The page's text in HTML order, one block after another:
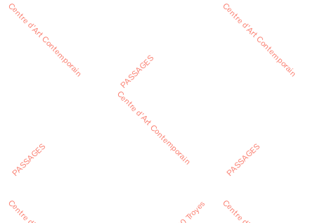
Centre d’Art Contemporain
PASSAGES
PASSAGES
Centre d’Art Contemporain
Centre d’Art Contemporain
PASSAGES